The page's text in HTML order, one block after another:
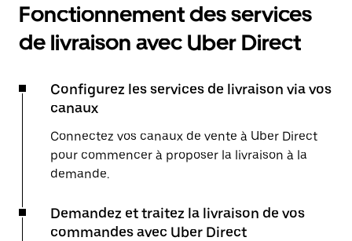
Fonctionnement des services
de livraison avec Uber Direct
Configurez les services de livraison via vos
canaux
Connectez vos canaux de vente à Uber Direct
pour commencer à proposer la livraison à la
demande.
Demandez et traitez la livraison de vos
commandes avec Uber Direct